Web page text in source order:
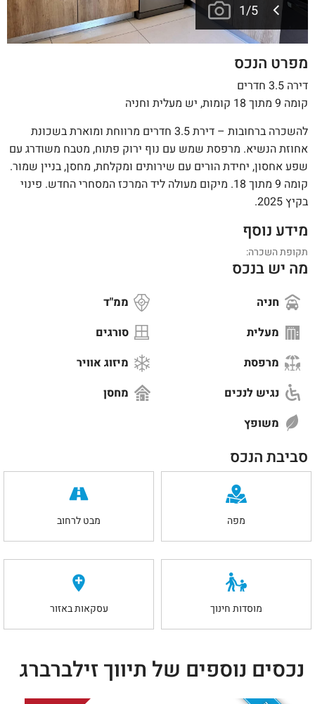
1/5
מפרט הנכס
דירה 3.5 חדרים
קומה 9 מתוך 18 קומות, יש מעלית וחניה
להשכרה ברחובות – דירת 3.5 חדרים מרווחת ומוארת בשכונת
אחוזת הנשיא. מרפסת שמש עם נוף ירוק פתוח, מטבח משודרג עם
שפע אחסון, יחידת הורים עם שירותים ומקלחת, מחסן, בניין שמור.
קומה 9 מתוך 18. מיקום מעולה ליד המרכז המסחרי החדש. פינוי
בקיץ 2025.
מידע נוסף
תקופת השכרה:
מה יש בנכס
חניה
ממ"ד
מעלית
סורגים
מרפסת
מיזוג אוויר
נגיש לנכים
מחסן
משופץ
סביבת הנכס
מפה מבט לרחוב
מוסדות חינוך עסקאות באזור
נכסים נוספים של תיווך זילברברג